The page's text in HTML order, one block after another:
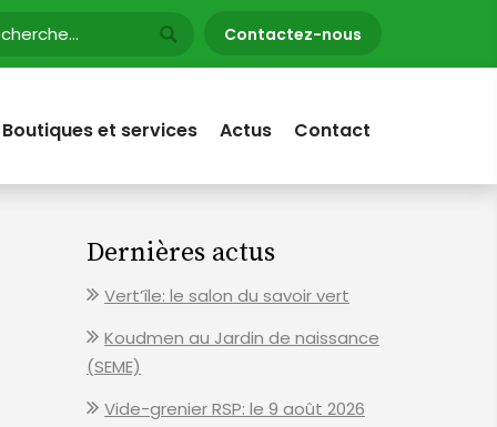
Contactez-nous
Boutiques et services Actus Contact
Dernières actus
Vert’île: le salon du savoir vert
Koudmen au Jardin de naissance
(SEME)
Vide-grenier RSP: le 9 août 2026